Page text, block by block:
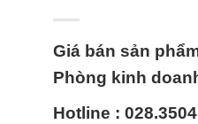
Giá bán sản
Phòng kinh
Hotline :